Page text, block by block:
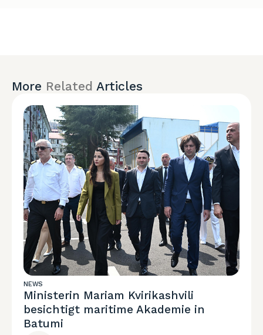
More Related Articles
NEWS
Ministerin Mariam Kvirikashvili
besichtigt maritime Akademie in
Batumi